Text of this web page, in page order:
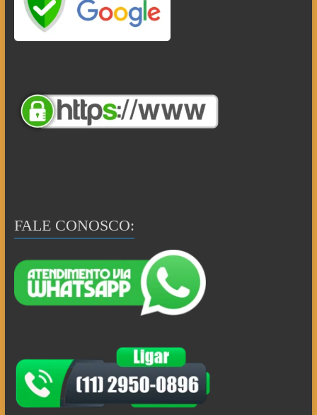
FALE CONOSCO: